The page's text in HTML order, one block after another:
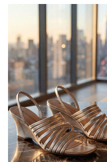
КАЖДОМ ШАГЕ
В 2027 году бренд
юбилей. Шесть
покупателей,
какой будет
Юбилейная коллекция
не просто новый сезон,
04.08.2026 534